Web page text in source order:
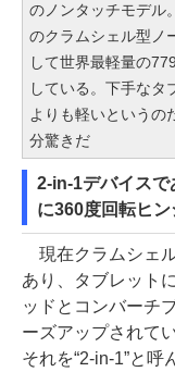
のノンタッチモデル
のクラムシェル型ノ
して世界最軽量の
している。下手なタ
よりも軽いというの
分驚きだ
2-in-1デバイスで
に360度回転ヒン
現在クラムシェ
あり、タブレット
ッドとコンバーチ
ーズアップされて
それを“2-in-1”と